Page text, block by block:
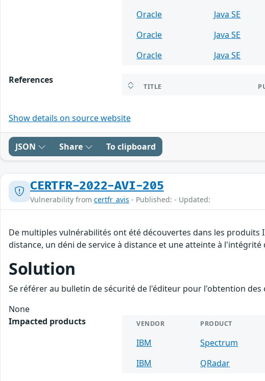
Oracle
Java SE
Oracle
Java SE
Oracle
Java SE
References
TITLE
Show details on source website
JSON Share To clipboard
CERTFR-2022-AVI-205
Vulnerability from certfr_avis - Published: - Updated:
De multiples vulnérabilités ont été découvertes dans les
distance, un déni de service à distance et une atteinte à l'intégrité
Solution
Se référer au bulletin de sécurité de l'éditeur pour l'obtention
None
Impacted products
VENDOR PRODUCT
IBM Spectrum
IBM
QRadar